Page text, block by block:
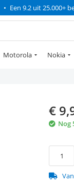
• Een 9.2 uit 25.000+
Motorola Nokia
€
Nog